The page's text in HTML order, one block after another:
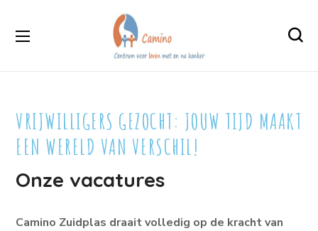
VRIJWILLIGERS GEZOCHT: JOUW TIJD MAAKT
EEN WERELD VAN VERSCHIL!
Onze vacatures
Camino Zuidplas draait volledig op de kracht van